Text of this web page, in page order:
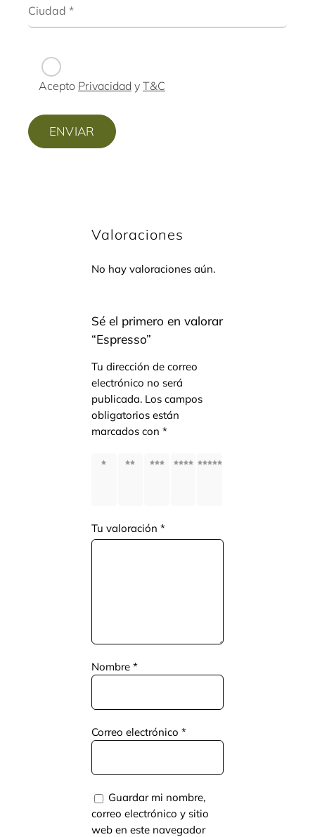
Acepto Privacidady T&C
Valoraciones
No hay valoraciones aún.
Sé el primero en valorar
“Espresso”
Tu dirección de correo
electrónico no será
publicada. Los campos
obligatorios están
marcados con *
1 2 3 4 5
Tu valoración *
Nombre *
Correo electrónico *
Guardar mi nombre,
correo electrónico y sitio
web en este navegador